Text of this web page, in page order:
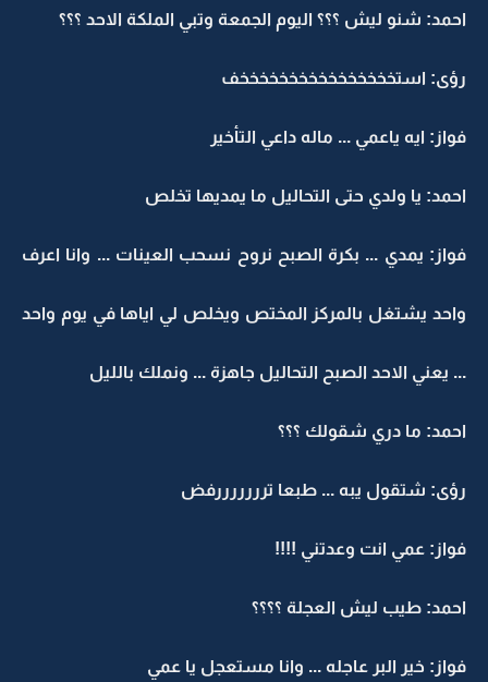
احمد: شنو ليش ؟؟؟ اليوم الجمعة وتبي الملكة الاحد ؟؟؟
رؤى: استخخخخخخخخخخخخخخخخف
فواز: ايه ياعمي ... ماله داعي التأخير
احمد: يا ولدي حتى التحاليل ما يمديها تخلص
فواز: يمدي ... بكرة الصبح نروح نسحب العينات ... وانا اعرف
واحد يشتغل بالمركز المختص ويخلص لي اياها في يوم واحد
... يعني الاحد الصبح التحاليل جاهزة ... ونملك بالليل
احمد: ما دري شقولك ؟؟؟
رؤى: شتقول يبه ... طبعا ترررررررفض
فواز: عمي انت وعدتني !!!!
احمد: طيب ليش العجلة ؟؟؟؟
فواز: خير البر عاجله ... وانا مستعجل يا عمي